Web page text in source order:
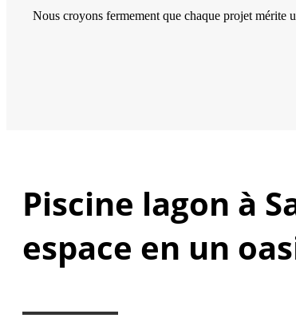
Nous croyons fermement que chaque projet mérite
Piscine lagon à
espace en un